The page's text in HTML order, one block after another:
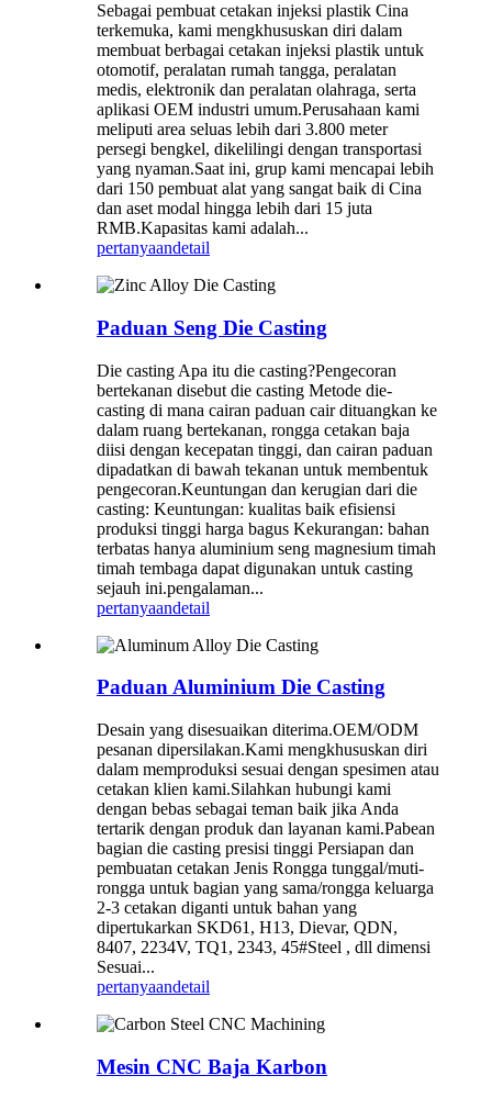
Sebagai pembuat cetakan injeksi plastik Cina
terkemuka, kami mengkhususkan diri dalam
membuat berbagai cetakan injeksi plastik untuk
otomotif, peralatan rumah tangga, peralatan
medis, elektronik dan peralatan olahraga, serta
aplikasi OEM industri umum.Perusahaan kami
meliputi area seluas lebih dari 3.800 meter
persegi bengkel, dikelilingi dengan transportasi
yang nyaman.Saat ini, grup kami mencapai lebih
dari 150 pembuat alat yang sangat baik di Cina
dan aset modal hingga lebih dari 15 juta
RMB.Kapasitas kami adalah...
pertanyaandetail
Paduan Seng Die Casting
Die casting Apa itu die casting?Pengecoran
bertekanan disebut die casting Metode die-
casting di mana cairan paduan cair dituangkan ke
dalam ruang bertekanan, rongga cetakan baja
diisi dengan kecepatan tinggi, dan cairan paduan
dipadatkan di bawah tekanan untuk membentuk
pengecoran.Keuntungan dan kerugian dari die
casting: Keuntungan: kualitas baik efisiensi
produksi tinggi harga bagus Kekurangan: bahan
terbatas hanya aluminium seng magnesium timah
timah tembaga dapat digunakan untuk casting
sejauh ini.pengalaman...
pertanyaandetail
Paduan Aluminium Die Casting
Desain yang disesuaikan diterima.OEM/ODM
pesanan dipersilakan.Kami mengkhususkan diri
dalam memproduksi sesuai dengan spesimen atau
cetakan klien kami.Silahkan hubungi kami
dengan bebas sebagai teman baik jika Anda
tertarik dengan produk dan layanan kami.Pabean
bagian die casting presisi tinggi Persiapan dan
pembuatan cetakan Jenis Rongga tunggal/muti-
rongga untuk bagian yang sama/rongga keluarga
2-3 cetakan diganti untuk bahan yang
dipertukarkan SKD61, H13, Dievar, QDN,
8407, 2234V, TQ1, 2343, 45#Steel , dll dimensi
Sesuai...
pertanyaandetail
Mesin CNC Baja Karbon